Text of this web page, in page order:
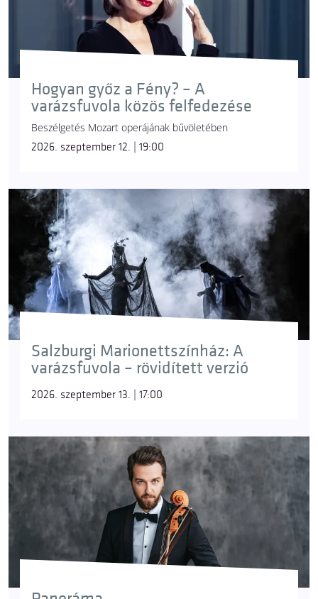
Hogyan győz a Fény? – A
varázsfuvola közös felfedezése
Beszélgetés Mozart operájának bűvöletében
2026. szeptember 12. | 19:00
Salzburgi Marionettszínház: A
varázsfuvola – rövidített verzió
2026. szeptember 13. | 17:00